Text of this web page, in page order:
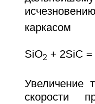
каркасом
SiO2 + 2SiC
Увеличение
скорости